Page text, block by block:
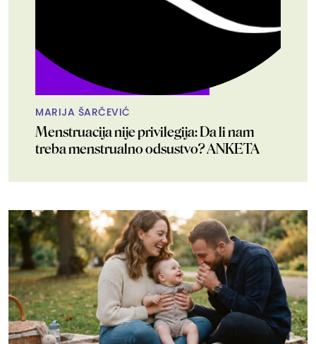
MARIJA ŠARČEVIĆ
Menstruacija nije privilegija: Da li nam
treba menstrualno odsustvo? ANKETA